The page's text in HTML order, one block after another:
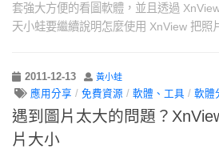
套強大方便的看圖軟體，並且透過
天小蛙要繼續說明怎麼使用 XnView 把照
2011-12-13
應用分享 / 免費資源 / 軟體、工具 / 軟體
黃小蛙
遇到圖片太大的問題？
片大小